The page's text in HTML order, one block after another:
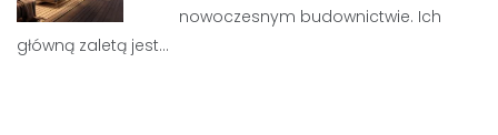
nowoczesnym budownictwie. Ich
główną zaletą jest…